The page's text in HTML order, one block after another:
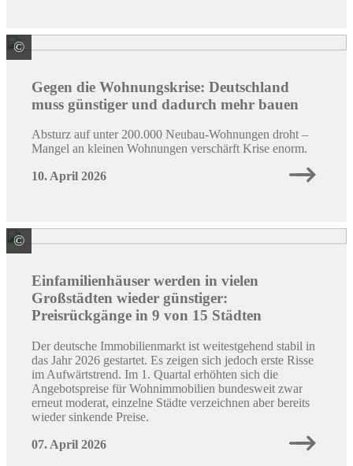
© Quelle: Colourbox / ID: #70147365 / von #260835
Gegen die Wohnungskrise: Deutschland
muss günstiger und dadurch mehr bauen
Absturz auf unter 200.000 Neubau-Wohnungen droht –
Mangel an kleinen Wohnungen verschärft Krise enorm.
10. April 2026
© Quelle: Colourbox / ID: #4243574
Einfamilienhäuser werden in vielen
Großstädten wieder günstiger:
Preisrückgänge in 9 von 15 Städten
Der deutsche Immobilienmarkt ist weitestgehend stabil in
das Jahr 2026 gestartet. Es zeigen sich jedoch erste Risse
im Aufwärtstrend. Im 1. Quartal erhöhten sich die
Angebotspreise für Wohnimmobilien bundesweit zwar
erneut moderat, einzelne Städte verzeichnen aber bereits
wieder sinkende Preise.
07. April 2026